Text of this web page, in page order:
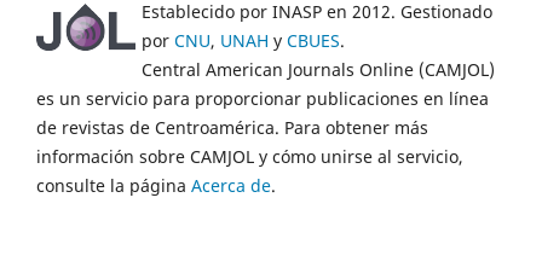
Establecido por INASP en 2012. Gestionado
por CNU, UNAH y CBUES.
Central American Journals Online (CAMJOL)
es un servicio para proporcionar publicaciones en línea
de revistas de Centroamérica. Para obtener más
información sobre CAMJOL y cómo unirse al servicio,
consulte la página Acerca de.